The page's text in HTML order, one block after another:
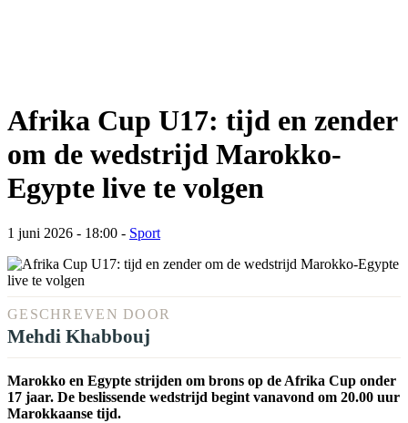
Afrika Cup U17: tijd en zender
om de wedstrijd Marokko-
Egypte live te volgen
1 juni 2026 - 18:00 - Sport
GESCHREVEN DOOR
Mehdi Khabbouj
Marokko en Egypte strijden om brons op de Afrika Cup onder
17 jaar. De beslissende wedstrijd begint vanavond om 20.00 uur
Marokkaanse tijd.